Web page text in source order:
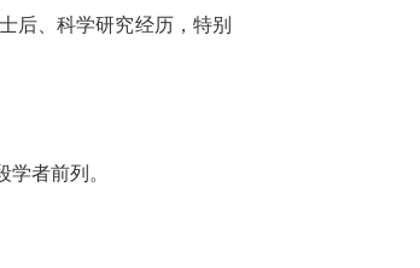
后、科学研究经历，特别
者前列。